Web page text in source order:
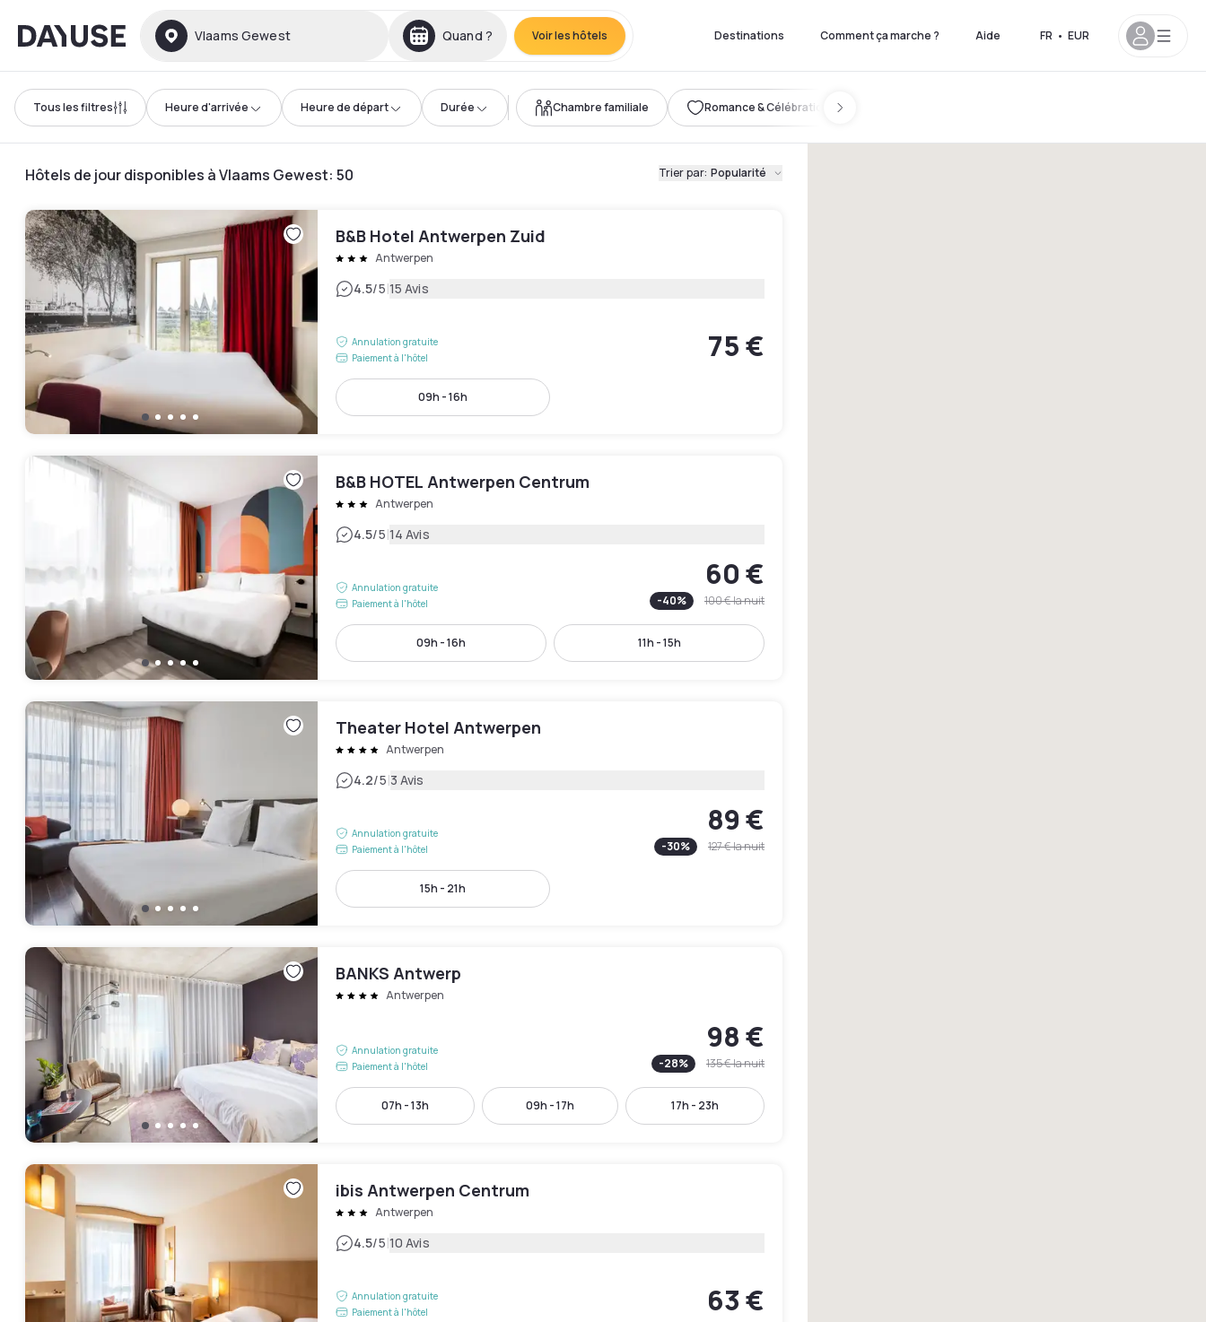
Dayuse Vlaams Gewest Quand ? Voir les hôtels Destinations Comment ça marche ? Aide FR • EUR
Tous les filtres Heure d'arrivée Heure de départ Durée Chambre familiale Romance & Célébration
Hôtels de jour disponibles à Vlaams Gewest: 50 Trier par: Popularité
B&B Hotel Antwerpen Zuid
Antwerpen
4.5/5|15 Avis
Annulation gratuite
Paiement à l'hôtel
75 €
09h - 16h
B&B HOTEL Antwerpen Centrum
Antwerpen
4.5/5|14 Avis
Annulation gratuite
Paiement à l'hôtel
60 €
-40% 100 €la nuit
09h - 16h 11h - 15h
Theater Hotel Antwerpen
Antwerpen
4.2/5|3 Avis
Annulation gratuite
Paiement à l'hôtel
89 €
-30% 127 €la nuit
15h - 21h
BANKS Antwerp
Antwerpen
Annulation gratuite
Paiement à l'hôtel
98 €
-28% 135 €la nuit
07h - 13h 09h - 17h 17h - 23h
ibis Antwerpen Centrum
Antwerpen
4.5/5|10 Avis
Annulation gratuite
Paiement à l'hôtel
63 €